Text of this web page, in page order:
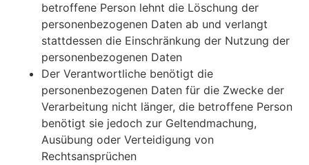
betroffene Person lehnt die Löschung der
personenbezogenen Daten ab und verlangt
stattdessen die Einschränkung der Nutzung der
personenbezogenen Daten
Der Verantwortliche benötigt die
personenbezogenen Daten für die Zwecke der
Verarbeitung nicht länger, die betroffene Person
benötigt sie jedoch zur Geltendmachung,
Ausübung oder Verteidigung von
Rechtsansprüchen